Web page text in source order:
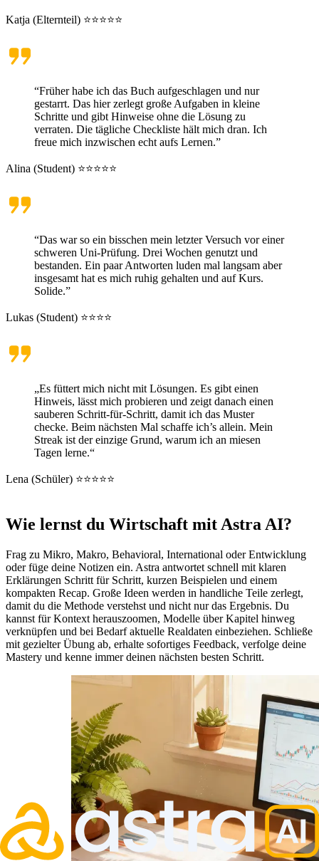
Katja (Elternteil) ⭐⭐⭐⭐⭐
“Früher habe ich das Buch aufgeschlagen und nur
gestarrt. Das hier zerlegt große Aufgaben in kleine
Schritte und gibt Hinweise ohne die Lösung zu
verraten. Die tägliche Checkliste hält mich dran. Ich
freue mich inzwischen echt aufs Lernen.”
Alina (Student) ⭐⭐⭐⭐⭐
“Das war so ein bisschen mein letzter Versuch vor einer
schweren Uni-Prüfung. Drei Wochen genutzt und
bestanden. Ein paar Antworten luden mal langsam aber
insgesamt hat es mich ruhig gehalten und auf Kurs.
Solide.”
Lukas (Student) ⭐⭐⭐⭐
„Es füttert mich nicht mit Lösungen. Es gibt einen
Hinweis, lässt mich probieren und zeigt danach einen
sauberen Schritt-für-Schritt, damit ich das Muster
checke. Beim nächsten Mal schaffe ich’s allein. Mein
Streak ist der einzige Grund, warum ich an miesen
Tagen lerne.“
Lena (Schüler) ⭐⭐⭐⭐⭐
Wie lernst du Wirtschaft mit Astra AI?
Frag zu Mikro, Makro, Behavioral, International oder Entwicklung
oder füge deine Notizen ein. Astra antwortet schnell mit klaren
Erklärungen Schritt für Schritt, kurzen Beispielen und einem
kompakten Recap. Große Ideen werden in handliche Teile zerlegt,
damit du die Methode verstehst und nicht nur das Ergebnis. Du
kannst für Kontext herauszoomen, Modelle über Kapitel hinweg
verknüpfen und bei Bedarf aktuelle Realdaten einbeziehen. Schließe
mit gezielter Übung ab, erhalte sofortiges Feedback, verfolge deine
Mastery und kenne immer deinen nächsten besten Schritt.